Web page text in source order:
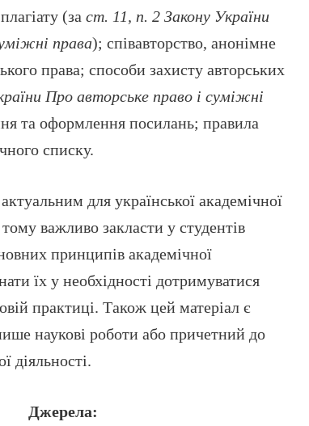
(за ст. 11, п. 2 Закону України
права); співавторство, анонімне
права; способи захисту авторських
Про авторське право і суміжні
та оформлення посилань; правила
списку.
для української академічної
важливо закласти у студентів
принципів академічної
їх у необхідності дотримуватися
практиці. Також цей матеріал є
наукові роботи або причетний до
діяльності.
Джерела: